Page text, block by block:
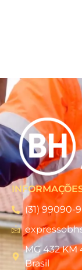
(31) 99090-
MG 432 KM
Brasil